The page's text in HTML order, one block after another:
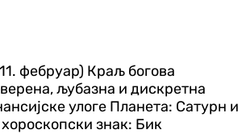
фебруар) Краљ богова
љубазна и дискретна
улоге Планета: Сатурн и
знак: Бик